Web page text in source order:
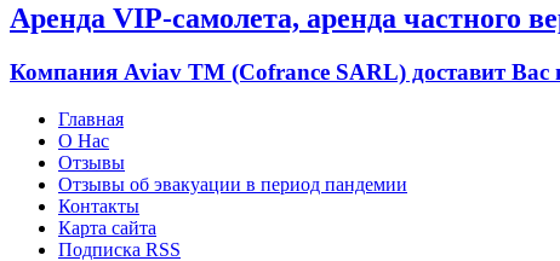
Аренда VIP-самолета, аренда частного
Компания Aviav TM (Cofrance SARL) доставит
Главная
О Нас
Отзывы
Отзывы об эвакуации в период пандемии
Контакты
Карта сайта
Подписка RSS